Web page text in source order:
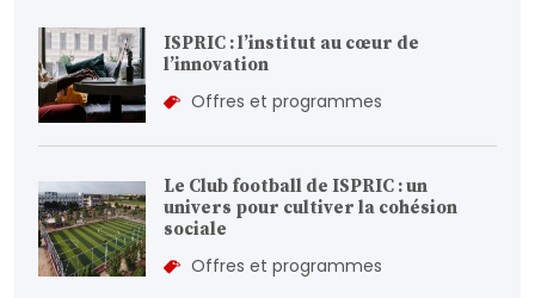
ISPRIC : l’institut au cœur de
l’innovation
Offres et programmes
Le Club football de ISPRIC : un
univers pour cultiver la cohésion
sociale
Offres et programmes